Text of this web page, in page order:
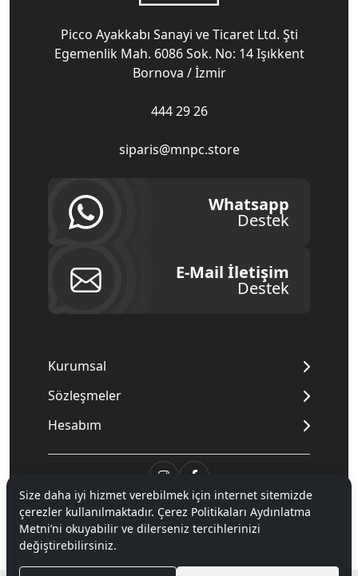
Picco Ayakkabı Sanayi ve Ticaret Ltd. Şti
Egemenlik Mah. 6086 Sok. No: 14 Işıkkent
Bornova / İzmir
444 29 26
siparis@mnpc.store
Whatsapp
Destek
E-Mail İletişim
Destek
Kurumsal
Sözleşmeler
Hesabım
© 2020Mnpc. Tüm hakları saklıdır.
Size daha iyi hizmet verebilmek için internet sitemizde
çerezler kullanılmaktadır. Çerez Politikaları Aydınlatma
Metni’ni okuyabilir ve dilerseniz tercihlerinizi
değiştirebilirsiniz.